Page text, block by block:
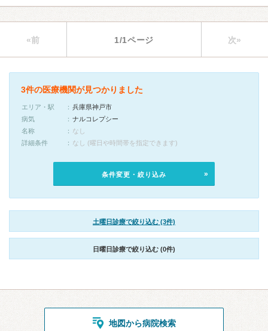
«前 1/1ページ 次»
3件の医療機関が見つかりました
エリア・駅
兵庫県神戸市
病気
ナルコレプシー
名称
なし
詳細条件
なし (曜日や時間帯を指定できます)
条件変更・絞り込み
土曜日診療で絞り込む (3件)
日曜日診療で絞り込む (0件)
地図から病院検索